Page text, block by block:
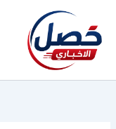
المحتوى